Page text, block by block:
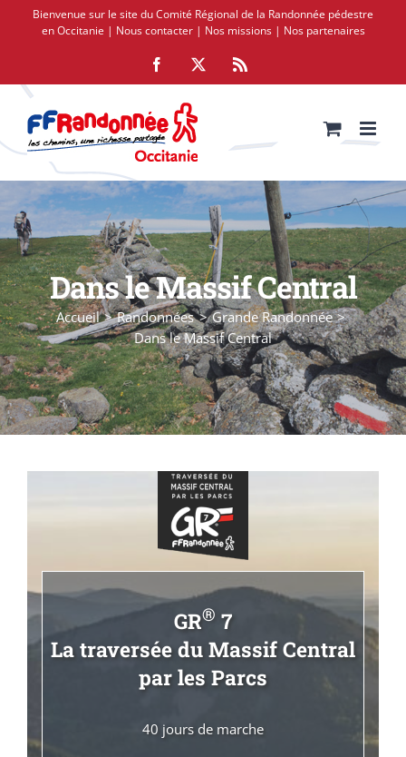
PasserBienvenue sur le site du Comité Régional de la Randonnée pédestre
en Occitanie | Nous contacter| Nos missions| Nos partenaires
Facebook Rss
Dans le Massif Central
Accueil Randonnées
Grande Randonnée
Dans le Massif Central
GR® 7
La traversée du Massif Central
par les Parcs
40 jours de marche